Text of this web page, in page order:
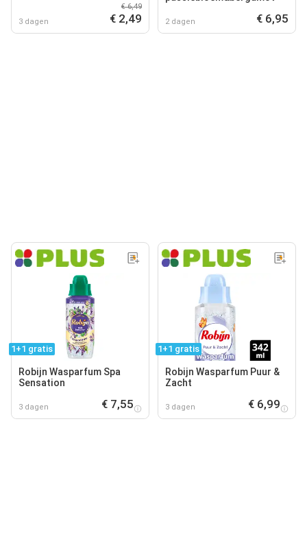
3 dagen
€ 6,49
€ 2,49 2 dagen € 6,95
1+1 gratis
Robijn Wasparfum Spa
Sensation
3 dagen € 7,55
1+1 gratis
Robijn Wasparfum Puur &
Zacht
3 dagen € 6,99